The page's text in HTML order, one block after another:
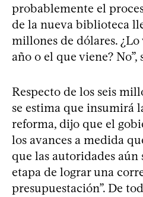
probablemente el
de la nueva biblioteca
millones de dólares.
año o el que viene? No”,
Respecto de los seis
se estima que insumirá
reforma, dijo que el
los avances a medida
que las autoridades aún
etapa de lograr una
presupuestación”. De